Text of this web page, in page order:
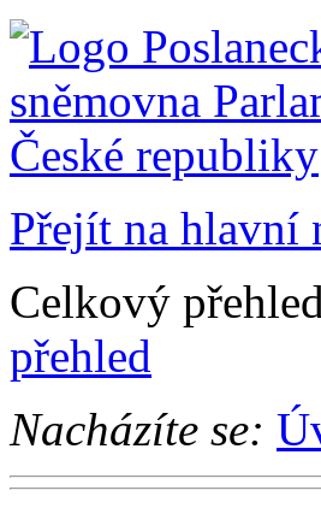
Přejít na hlavní
Celkový
přehled
Nacházíte se: